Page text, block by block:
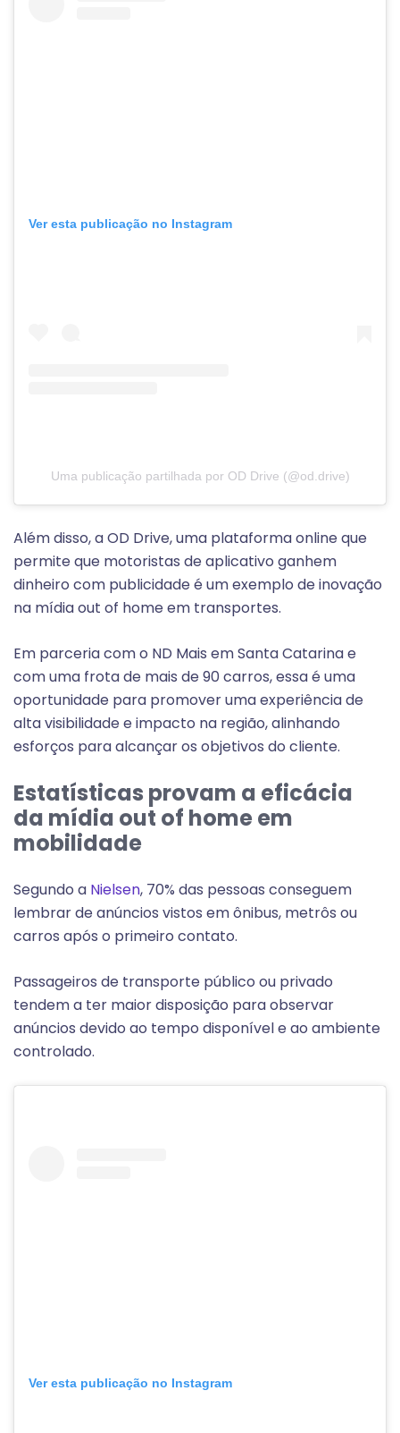
Ver esta publicação no Instagram
Uma publicação partilhada por OD Drive (@od.drive)
Além disso, a OD Drive, uma plataforma online que
permite que motoristas de aplicativo ganhem
dinheiro com publicidade é um exemplo de inovação
na mídia out of home em transportes.
Em parceria com o ND Mais em Santa Catarina e
com uma frota de mais de 90 carros, essa é uma
oportunidade para promover uma experiência de
alta visibilidade e impacto na região, alinhando
esforços para alcançar os objetivos do cliente.
Estatísticas provam a eficácia
da mídia out of home em
mobilidade
Segundo a Nielsen, 70% das pessoas conseguem
lembrar de anúncios vistos em ônibus, metrôs ou
carros após o primeiro contato.
Passageiros de transporte público ou privado
tendem a ter maior disposição para observar
anúncios devido ao tempo disponível e ao ambiente
controlado.
Ver esta publicação no Instagram